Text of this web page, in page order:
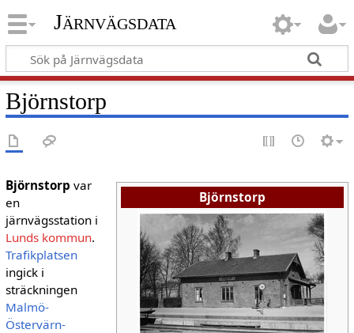
Järnvägsdata
Björnstorp
Björnstorp
Björnstorp var
en
järnvägsstation i
Lunds kommun.
Trafikplatsen
ingick i
sträckningen
Malmö-
Östervärn-